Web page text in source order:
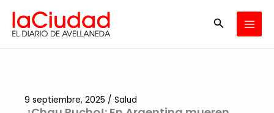
contenido
Buscar
9 septiembre, 2025 / Salud